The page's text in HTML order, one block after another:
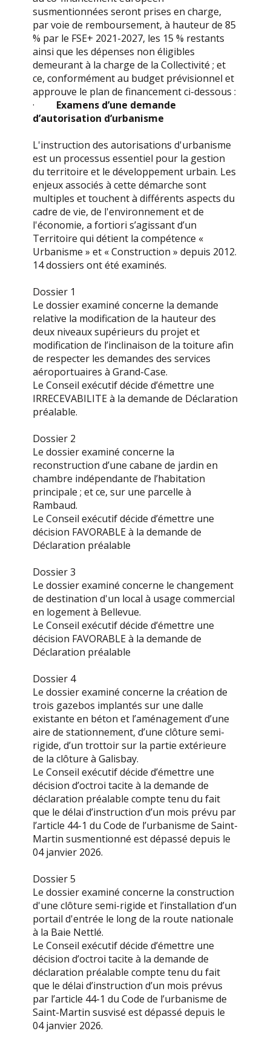
susmentionnées seront prises en charge,
par voie de remboursement, à hauteur de 85
% par le FSE+ 2021-2027, les 15 % restants
ainsi que les dépenses non éligibles
demeurant à la charge de la Collectivité ; et
ce, conformément au budget prévisionnel et
approuve le plan de financement ci-dessous :
· Examens d’une demande
d’autorisation d’urbanisme
L'instruction des autorisations d'urbanisme
est un processus essentiel pour la gestion
du territoire et le développement urbain. Les
enjeux associés à cette démarche sont
multiples et touchent à différents aspects du
cadre de vie, de l'environnement et de
l'économie, a fortiori s’agissant d’un
Territoire qui détient la compétence «
Urbanisme » et « Construction » depuis 2012.
14 dossiers ont été examinés.
Dossier 1
Le dossier examiné concerne la demande
relative la modification de la hauteur des
deux niveaux supérieurs du projet et
modification de l’inclinaison de la toiture afin
de respecter les demandes des services
aéroportuaires à Grand-Case.
Le Conseil exécutif décide d’émettre une
IRRECEVABILITE à la demande de Déclaration
préalable.
Dossier 2
Le dossier examiné concerne la
reconstruction d’une cabane de jardin en
chambre indépendante de l’habitation
principale ; et ce, sur une parcelle à
Rambaud.
Le Conseil exécutif décide d’émettre une
décision FAVORABLE à la demande de
Déclaration préalable
Dossier 3
Le dossier examiné concerne le changement
de destination d'un local à usage commercial
en logement à Bellevue.
Le Conseil exécutif décide d’émettre une
décision FAVORABLE à la demande de
Déclaration préalable
Dossier 4
Le dossier examiné concerne la création de
trois gazebos implantés sur une dalle
existante en béton et l’aménagement d’une
aire de stationnement, d’une clôture semi-
rigide, d’un trottoir sur la partie extérieure
de la clôture à Galisbay.
Le Conseil exécutif décide d’émettre une
décision d’octroi tacite à la demande de
déclaration préalable compte tenu du fait
que le délai d’instruction d’un mois prévu par
l’article 44-1 du Code de l’urbanisme de Saint-
Martin susmentionné est dépassé depuis le
04 janvier 2026.
Dossier 5
Le dossier examiné concerne la construction
d'une clôture semi-rigide et l’installation d’un
portail d'entrée le long de la route nationale
à la Baie Nettlé.
Le Conseil exécutif décide d’émettre une
décision d’octroi tacite à la demande de
déclaration préalable compte tenu du fait
que le délai d’instruction d’un mois prévus
par l’article 44-1 du Code de l’urbanisme de
Saint-Martin susvisé est dépassé depuis le
04 janvier 2026.